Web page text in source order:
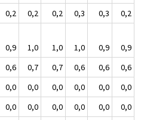
0,2 0,2 0,2 0,3 0,3
0,2
0,9 1,0 1,0 1,0 0,9
0,9
0,6 0,7 0,7 0,6 0,6
0,6
0,0 0,0 0,0 0,0 0,0
0,0
0,0 0,0 0,0 0,0 0,0
0,0